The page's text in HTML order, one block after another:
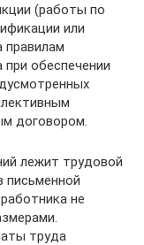
(работы по
или
правилам
при обеспечении
договором.
лежит трудовой
письменной
не
труда